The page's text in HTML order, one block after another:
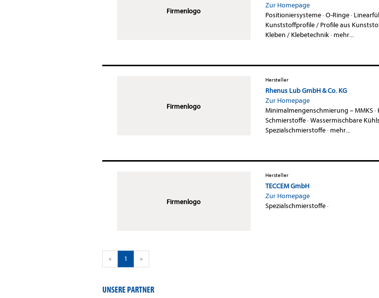
Firmenlogo
Zur Homepage
Positioniersysteme·O-Ringe·
Kunststoffprofile / Profile aus
Kleben / Klebetechnik· mehr...
Firmenlogo
Hersteller
Rhenus Lub GmbH & Co. KG
Zur Homepage
Minimalmengenschmierung – MMKS·
Schmierstoffe·Wassermischbare
Spezialschmierstoffe· mehr...
Firmenlogo
Hersteller
TECCEM GmbH
Zur Homepage
Spezialschmierstoffe·
« 1 »
UNSERE PARTNER